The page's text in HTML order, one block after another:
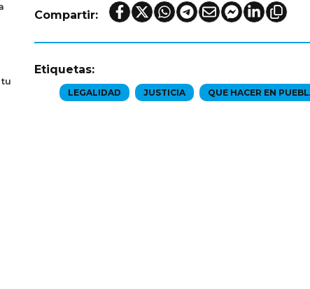
Compartir:
Etiquetas:
LEGALIDAD JUSTICIA QUE HACER EN